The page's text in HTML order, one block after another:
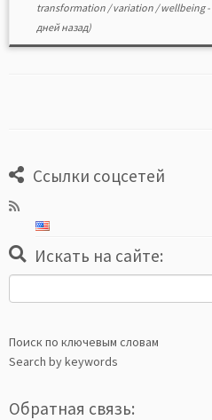
transformation /variation /wellbeing-
дней назад)
Ссылки соцсетей
Искать на сайте:
Поиск по ключевым словам
Search by keywords
Обратная связь: